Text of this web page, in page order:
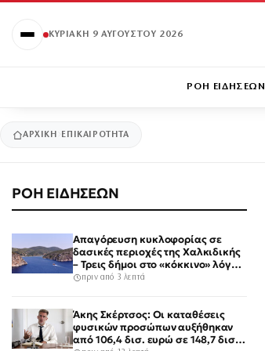
ΚΥΡΙΑΚΉ 9 ΑΥΓΟΎΣΤΟΥ 2026
ΡΟΗ ΕΙΔΗΣΕΩΝ
ΑΡΧΙΚΉ ΕΠΙΚΑΙΡΟΤΗΤΑ
ΡΟΗ ΕΙΔΗΣΕΩΝ
Απαγόρευση κυκλοφορίας σε
δασικές περιοχές της Χαλκιδικής
– Τρεις δήμοι στο «κόκκινο» λόγω
υψηλού κινδύνου εκδήλωσης
πριν από 3 λεπτά
Άκης Σκέρτσος: Οι καταθέσεις
φυσικών προσώπων αυξήθηκαν
από 106,4 δισ. ευρώ σε 148,7 δισ.